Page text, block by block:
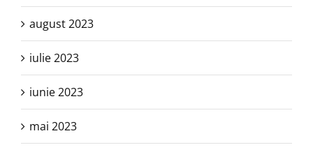
august 2023
iulie 2023
iunie 2023
mai 2023